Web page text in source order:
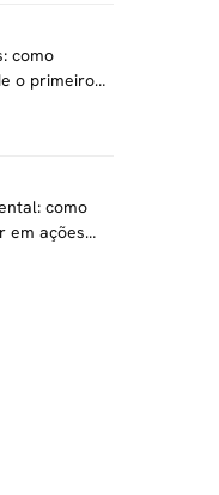
como
o primeiro
como
em ações